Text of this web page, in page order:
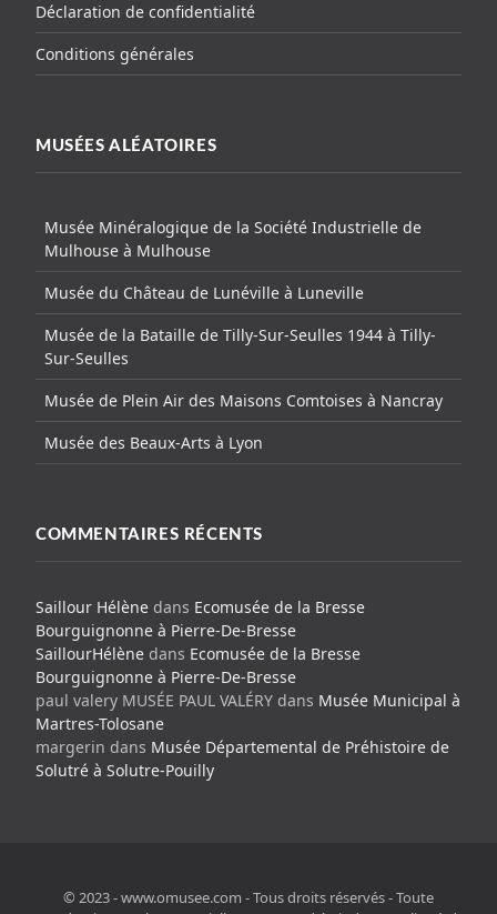
Déclaration de confidentialité
Conditions générales
MUSÉES ALÉATOIRES
Musée Minéralogique de la Société Industrielle de
Mulhouse à Mulhouse
Musée du Château de Lunéville à Luneville
Musée de la Bataille de Tilly-Sur-Seulles 1944 à Tilly-
Sur-Seulles
Musée de Plein Air des Maisons Comtoises à Nancray
Musée des Beaux-Arts à Lyon
COMMENTAIRES RÉCENTS
Saillour Hélène dans Ecomusée de la Bresse
Bourguignonne à Pierre-De-Bresse
SaillourHélène dans Ecomusée de la Bresse
Bourguignonne à Pierre-De-Bresse
paul valery MUSÉE PAUL VALÉRY dans Musée Municipal à
Martres-Tolosane
margerin dans Musée Départemental de Préhistoire de
Solutré à Solutre-Pouilly
© 2023 - www.omusee.com - Tous droits réservés - Toute